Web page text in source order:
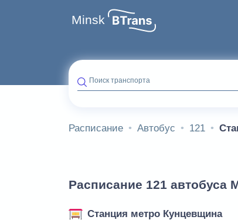
Minsk
Поиск транспорта
Расписание Автобус 121
Расписание 121 автобуса
Станция метро Кунцевщина